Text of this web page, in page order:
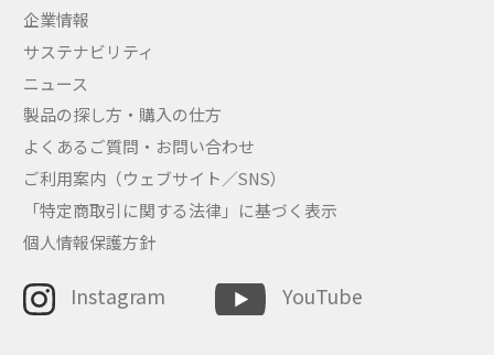
企業情報
サステナビリティ
ニュース
製品の探し方・購入の仕方
よくあるご質問・お問い合わせ
ご利用案内（ウェブサイト／SNS）
「特定商取引に関する法律」に基づく表示
個人情報保護方針
Instagram YouTube